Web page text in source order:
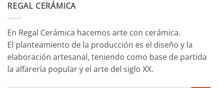
REGAL CERÁMICA
En Regal Cerámica hacemos arte con cerámica.
El planteamiento de la producción es el diseño y la
elaboración artesanal, teniendo como base de partida
la alfarería popular y el arte del siglo XX.